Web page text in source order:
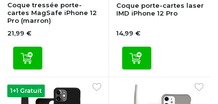
Coque tressée porte-
cartes MagSafe iPhone 12
Pro (marron)
21,99 €
Coque porte-cartes laser
IMD iPhone 12 Pro
14,99 €
1+1 Gratuit